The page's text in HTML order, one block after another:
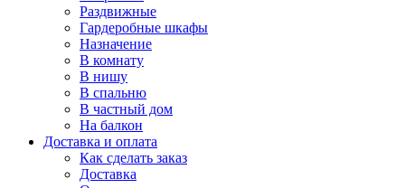
Раздвижные
Гардеробные шкафы
Назначение
В комнату
В нишу
В спальню
В частный дом
На балкон
Доставка и оплата
Как сделать заказ
Доставка